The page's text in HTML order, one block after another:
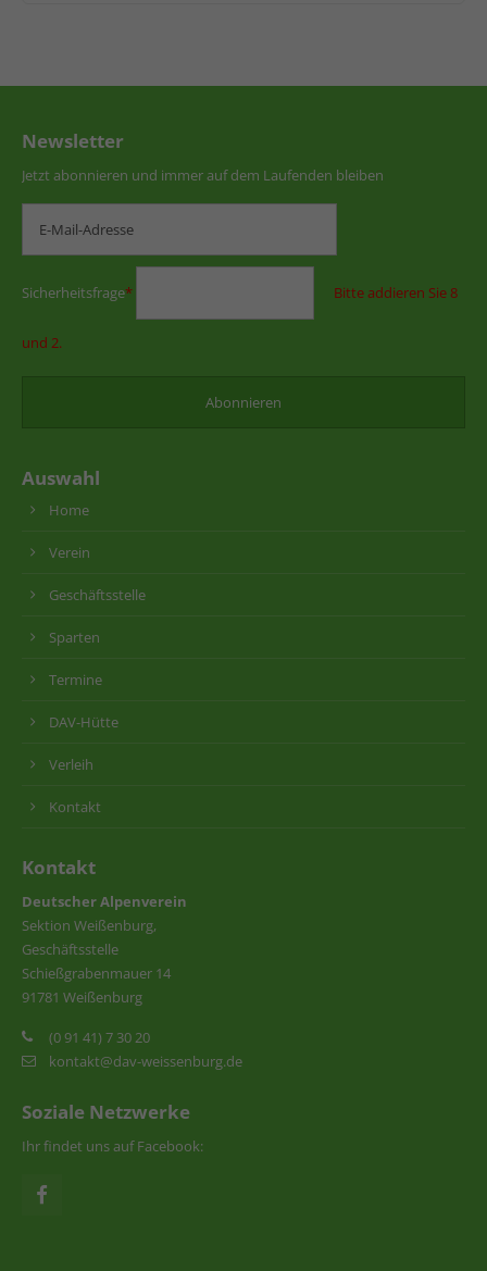
Newsletter
Jetzt abonnieren und immer auf dem Laufenden bleiben
Sicherheitsfrage* Bitte addieren Sie 8
und 2.
Auswahl
Home
Verein
Geschäftsstelle
Sparten
Termine
DAV-Hütte
Verleih
Kontakt
Kontakt
Deutscher Alpenverein
Sektion Weißenburg,
Geschäftsstelle
Schießgrabenmauer 14
91781 Weißenburg
(0 91 41) 7 30 20
kontakt@dav-weissenburg.de
Soziale Netzwerke
Ihr findet uns auf Facebook: